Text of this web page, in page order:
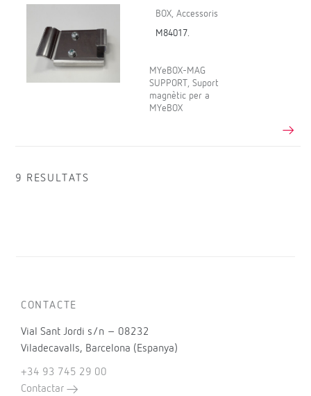
BOX, Accessoris
M84017.
MYeBOX-MAG
SUPPORT, Suport
magnètic per a
MYeBOX
9 RESULTATS
CONTACTE
Vial Sant Jordi s/n – 08232
Viladecavalls, Barcelona (Espanya)
+34 93 745 29 00
Contactar